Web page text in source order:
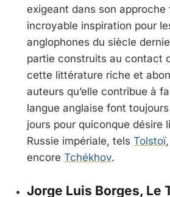
exigeant dans son approche
incroyable inspiration pour
anglophones du siècle
partie construits au contact
cette littérature riche et
auteurs qu’elle contribue à
langue anglaise font
jours pour quiconque désire
Russie impériale, tels Tolstoï,
encore Tchékhov.
Jorge Luis Borges, Le